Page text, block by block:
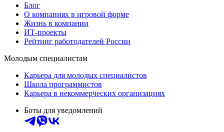
Блог
О компаниях в игровой форме
Жизнь в компании
ИТ-проекты
Рейтинг работодателей России
Молодым специалистам
Карьера для молодых специалистов
Школа программистов
Карьера в некоммерческих организациях
Боты для уведомлений